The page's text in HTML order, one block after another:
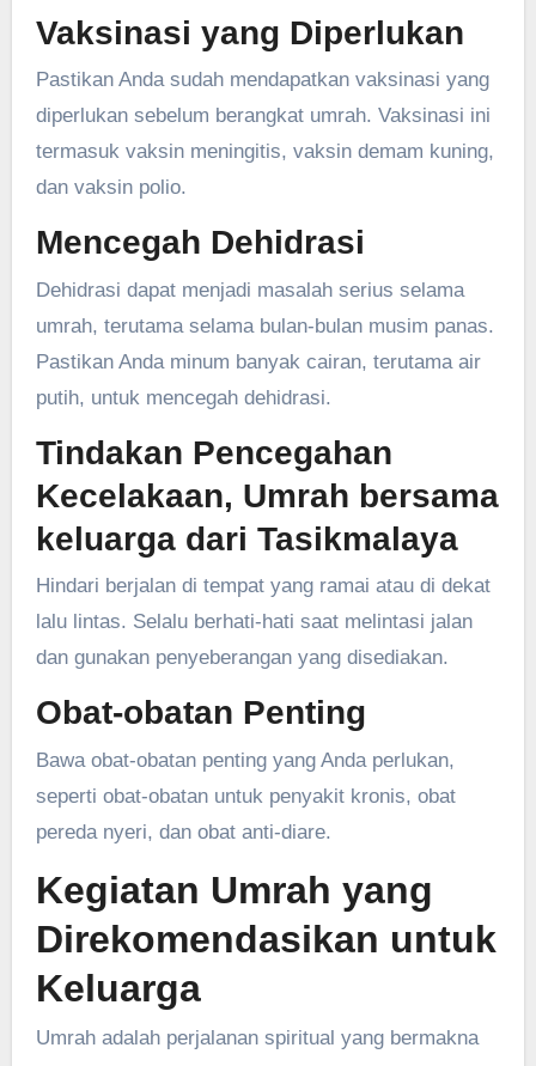
Vaksinasi yang Diperlukan
Pastikan Anda sudah mendapatkan vaksinasi yang
diperlukan sebelum berangkat umrah. Vaksinasi ini
termasuk vaksin meningitis, vaksin demam kuning,
dan vaksin polio.
Mencegah Dehidrasi
Dehidrasi dapat menjadi masalah serius selama
umrah, terutama selama bulan-bulan musim panas.
Pastikan Anda minum banyak cairan, terutama air
putih, untuk mencegah dehidrasi.
Tindakan Pencegahan
Kecelakaan, Umrah bersama
keluarga dari Tasikmalaya
Hindari berjalan di tempat yang ramai atau di dekat
lalu lintas. Selalu berhati-hati saat melintasi jalan
dan gunakan penyeberangan yang disediakan.
Obat-obatan Penting
Bawa obat-obatan penting yang Anda perlukan,
seperti obat-obatan untuk penyakit kronis, obat
pereda nyeri, dan obat anti-diare.
Kegiatan Umrah yang
Direkomendasikan untuk
Keluarga
Umrah adalah perjalanan spiritual yang bermakna